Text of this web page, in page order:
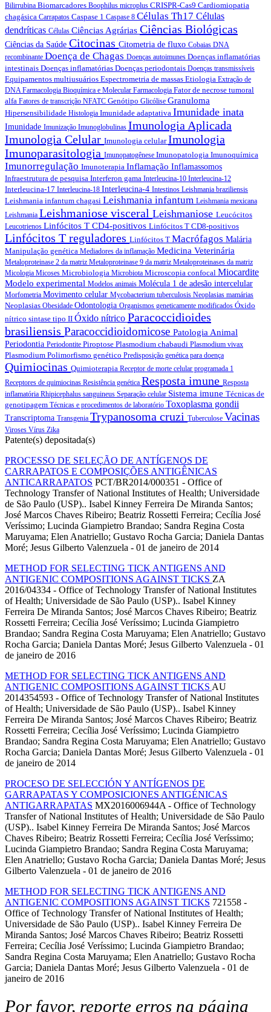
Bilirrubina Biomarcadores Boophilus microplus CRISPR-Cas9 Cardiomiopatia
chagásica Carrapatos Caspase 1 Caspase 8 Células Th17 Células
dendríticas Células Ciências Agrárias Ciências Biológicas
Ciências da Saúde Citocinas Citometria de fluxo Cobaias DNA
recombinante Doença de Chagas Doenças autoimunes Doenças inflamatórias
intestinais Doenças inflamatórias Doenças periodontais Doenças transmissíveis
Equipamentos multiusuários Espectrometria de massas Etiologia Extração de
DNAFarmacologia Bioquímica e Molecular Farmacologia Fator de necrose tumoral
alfa Fatores de transcrição NFATC Genótipo Glicólise Granuloma
Hipersensibilidade Histologia Imunidade adaptativa Imunidade inata
Imunidade Imunização Imunoglobulinas Imunologia Aplicada
Imunologia Celular Imunologia celularImunologia
Imunoparasitologia Imunopatogênese Imunopatologia Imunoquímica
Imunorregulação Imunoterapia Inflamação Inflamassomos
Infraestrutura de pesquisa Interferon gama Interleucina-10 Interleucina-12
Interleucina-17 Interleucina-18 Interleucina-4 Intestinos Leishmania braziliensis
Leishmania infantum chagasi Leishmania infantum Leishmania mexicana
Leishmania Leishmaniose visceral Leishmaniose Leucócitos
Leucotrienos Linfócitos T CD4-positivos Linfócitos T CD8-positivos
Linfócitos T reguladores Linfócitos T Macrófagos Malária
Manipulação genética Mediadores da inflamação Medicina Veterinária
Metaloproteinase 2 da matriz Metaloproteinase 9 da matriz Metaloproteinases da matriz
Micologia Micoses Microbiologia Microbiota Microscopia confocal Miocardite
Modelo experimental Modelos animais Molécula 1 de adesão intercelular
Morfometria Movimento celular Mycobacterium tuberculosis Neoplasias mamárias
Neoplasias Obesidade Odontologia Organismos geneticamente modificados Óxido
nítrico sintase tipo II Óxido nítrico Paracoccidioides
brasiliensis Paracoccidioidomicose Patologia Animal
Periodontia Periodontite Piroptose Plasmodium chabaudi Plasmodium vivax
Plasmodium Polimorfismo genético Predisposição genética para doença
Quimiocinas Quimioterapia Receptor de morte celular programada 1
Receptores de quimiocinas Resistência genética Resposta imune Resposta
inflamatória Rhipicephalus sanguineus Separação celular Sistema imune Técnicas de
genotipagem Técnicas e procedimentos de laboratório Toxoplasma gondii
Transcriptoma Transgenia Trypanosoma cruzi Tuberculose Vacinas
Viroses Vírus Zika
Patente(s) depositada(s)
PROCESSO DE SELEÇÃO DE ANTÍGENOS DE
CARRAPATOS E COMPOSIÇÕES ANTIGÊNICAS
ANTICARRAPATOS PCT/BR2014/000351 - Office of
Technology Transfer of National Institutes of Health; Universidade
de São Paulo (USP).. Isabel Kinney Ferreira De Miranda Santos;
José Marcos Chaves Ribeiro; Beatriz Rossetti Ferreira; Cecília José
Veríssimo; Lucinda Giampietro Brandao; Sandra Regina Costa
Maruyama; Elen Anatriello; Gustavo Rocha Garcia; Daniela Dantas
Moré; Jesus Gilberto Valenzuela - 01 de janeiro de 2014
METHOD FOR SELECTING TICK ANTIGENS AND
ANTIGENIC COMPOSITIONS AGAINST TICKS ZA
2016/04334 - Office of Technology Transfer of National Institutes
of Health; Universidade de São Paulo (USP).. Isabel Kinney
Ferreira De Miranda Santos; José Marcos Chaves Ribeiro; Beatriz
Rossetti Ferreira; Cecília José Veríssimo; Lucinda Giampietro
Brandao; Sandra Regina Costa Maruyama; Elen Anatriello; Gustavo
Rocha Garcia; Daniela Dantas Moré; Jesus Gilberto Valenzuela - 01
de janeiro de 2016
METHOD FOR SELECTING TICK ANTIGENS AND
ANTIGENIC COMPOSITIONS AGAINST TICKS AU
2014354593 - Office of Technology Transfer of National Institutes
of Health; Universidade de São Paulo (USP).. Isabel Kinney
Ferreira De Miranda Santos; José Marcos Chaves Ribeiro; Beatriz
Rossetti Ferreira; Cecília José Veríssimo; Lucinda Giampietro
Brandao; Sandra Regina Costa Maruyama; Elen Anatriello; Gustavo
Rocha Garcia; Daniela Dantas Moré; Jesus Gilberto Valenzuela - 01
de janeiro de 2014
PROCESO DE SELECCIÓN Y ANTÍGENOS DE
GARRAPATAS Y COMPOSICIONES ANTIGÉNICAS
ANTIGARRAPATAS MX2016006944A - Office of Technology
Transfer of National Institutes of Health; Universidade de São Paulo
(USP).. Isabel Kinney Ferreira De Miranda Santos; José Marcos
Chaves Ribeiro; Beatriz Rossetti Ferreira; Cecília José Veríssimo;
Lucinda Giampietro Brandao; Sandra Regina Costa Maruyama;
Elen Anatriello; Gustavo Rocha Garcia; Daniela Dantas Moré; Jesus
Gilberto Valenzuela - 01 de janeiro de 2016
METHOD FOR SELECTING TICK ANTIGENS AND
ANTIGENIC COMPOSITIONS AGAINST TICKS 721558 -
Office of Technology Transfer of National Institutes of Health;
Universidade de São Paulo (USP).. Isabel Kinney Ferreira De
Miranda Santos; José Marcos Chaves Ribeiro; Beatriz Rossetti
Ferreira; Cecília José Veríssimo; Lucinda Giampietro Brandao;
Sandra Regina Costa Maruyama; Elen Anatriello; Gustavo Rocha
Garcia; Daniela Dantas Moré; Jesus Gilberto Valenzuela - 01 de
janeiro de 2016
Por favor, reporte erros na página